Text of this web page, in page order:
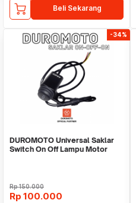
Beli Sekarang
-34%
DUROMOTO Universal Saklar
Switch On Off Lampu Motor
Rp150.000
Rp 100.000